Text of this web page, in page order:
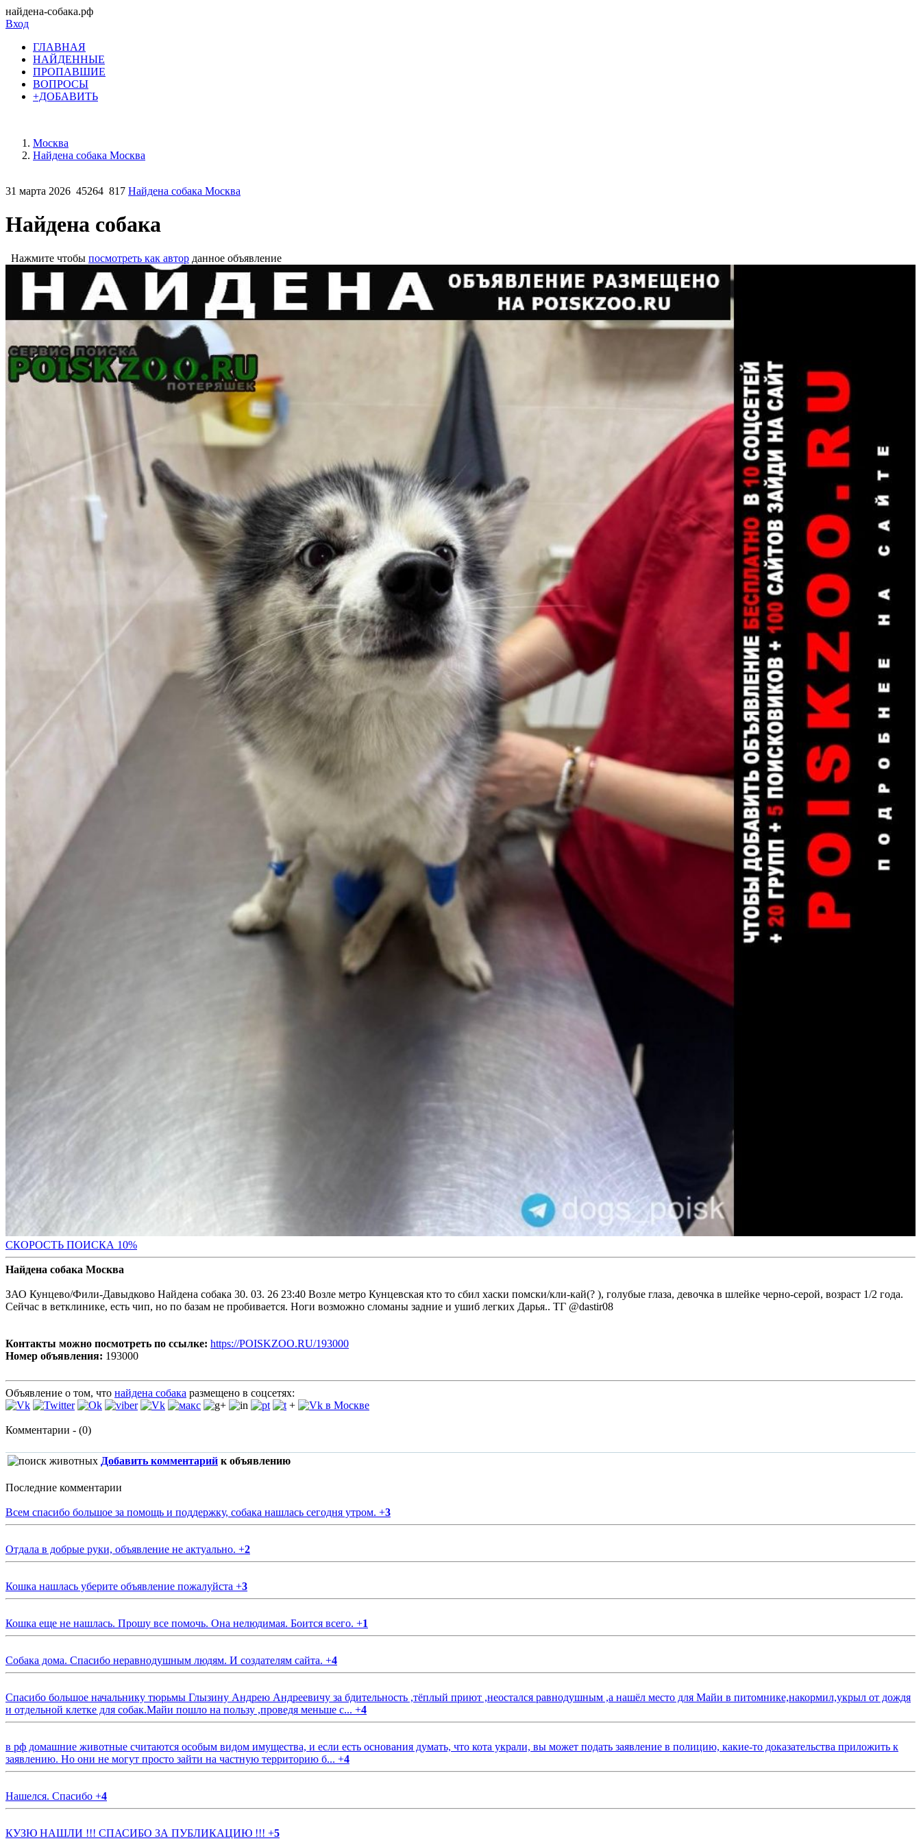
найдена-собака.рф
Вход
ГЛАВНАЯ
НАЙДЕННЫЕ
ПРОПАВШИЕ
ВОПРОСЫ
+ДОБАВИТЬ
Москва
Найдена собака Москва
31 марта 2026 45264 817 Найдена собака Москва
Найдена собака
Нажмите чтобы посмотреть как автор данное объявление
СКОРОСТЬ ПОИСКА 10%
Найдена собака Москва
ЗАО Кунцево/Фили-Давыдково Найдена собака 30. 03. 26 23:40 Возле метро Кунцевская кто то сбил хаски помски/кли-кай(? ), голубые глаза, девочка в шлейке черно-серой, возраст 1/2 года.
Сейчас в ветклинике, есть чип, но по базам не пробивается. Ноги возможно сломаны задние и ушиб легких Дарья.. ТГ @dastir08
Контакты можно посмотреть по ссылке: https://POISKZOO.RU/193000
Номер объявления: 193000
Объявление о том, что найдена собака размещено в соцсетях:
+
Комментарии - (0)
Добавить комментарий к объявлению
Последние комментарии
Всем спасибо большое за помощь и поддержку, собака нашлась сегодня утром. +3
Отдала в добрые руки, объявление не актуально. +2
Кошка нашлась уберите объявление пожалуйста +3
Кошка еще не нашлась. Прошу все помочь. Она нелюдимая. Боится всего. +1
Собака дома. Спасибо неравнодушным людям. И создателям сайта. +4
Спасибо большое начальнику тюрьмы Глызину Андрею Андреевичу за бдительность ,тёплый приют ,неостался равнодушным ,а нашёл место для Майи в питомнике,накормил,укрыл от дождя
и отдельной клетке для собак.Майи пошло на пользу ,проведя меньше с... +4
в рф домашние животные считаются особым видом имущества, и если есть основания думать, что кота украли, вы может подать заявление в полицию, какие-то доказательства приложить к
заявлению. Но они не могут просто зайти на частную территорию б... +4
Нашелся. Спасибо +4
КУЗЮ НАШЛИ !!! СПАСИБО ЗА ПУБЛИКАЦИЮ !!! +5